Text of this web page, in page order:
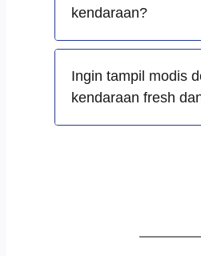
kendaraan?
Ingin tampil modis
kendaraan fresh